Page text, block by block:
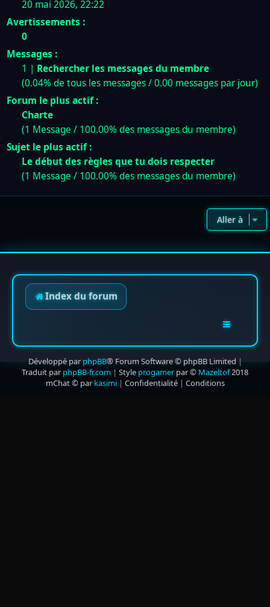
20 mai 2026, 22:22
Avertissements :
0
Messages :
1 | Rechercher les messages du membre
(0.04% de tous les messages / 0.00 messages par jour)
Forum le plus actif :
Charte
(1 Message / 100.00% des messages du membre)
Sujet le plus actif :
Le début des règles que tu dois respecter
(1 Message / 100.00% des messages du membre)
Aller à
Index du forum
Développé parphpBB® Forum Software © phpBB Limited |
Traduit par phpBB-fr.com | Style progamerpar © Mazeltof2018
mChat © par kasimi| Confidentialité| Conditions